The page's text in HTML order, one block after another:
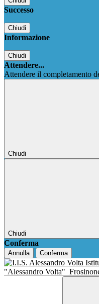
Successo
Chiudi
Informazione
Chiudi
Attendere...
Attendere il completamento
Chiudi
Chiudi
Conferma
Annulla Conferma
"Alessandro Volta"